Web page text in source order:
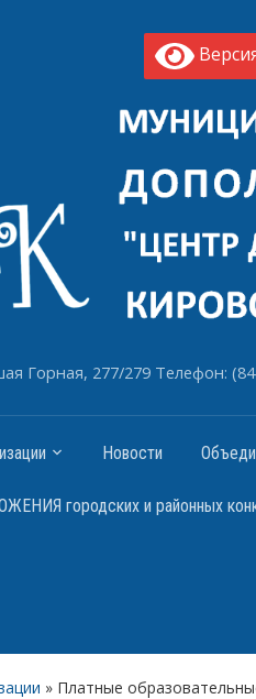
Горная, 277/279 Телефон:
Новости
городских и районных
» Платные